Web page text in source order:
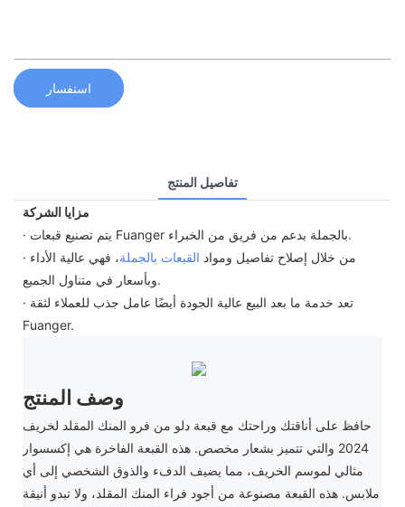
استفسار
تفاصيل المنتج
مزايا الشركة
· يتم تصنيع قبعات Fuanger بالجملة بدعم من فريق من الخبراء.
· من خلال إصلاح تفاصيل ومواد القبعات بالجملة، فهي عالية الأداء
وبأسعار في متناول الجميع.
· تعد خدمة ما بعد البيع عالية الجودة أيضًا عامل جذب للعملاء لثقة
Fuanger.
وصف المنتج
حافظ على أناقتك وراحتك مع قبعة دلو من فرو المنك المقلد لخريف
2024 والتي تتميز بشعار مخصص. هذه القبعة الفاخرة هي إكسسوار
مثالي لموسم الخريف، مما يضيف الدفء والذوق الشخصي إلى أي
ملابس. هذه القبعة مصنوعة من أجود فراء المنك المقلد، ولا تبدو أنيقة